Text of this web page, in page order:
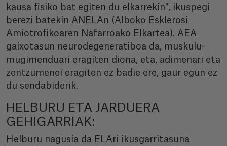
kausa fisiko bat egiten du elkarrekin", ikuspegi
berezi batekin ANELAn (Alboko Esklerosi
Amiotrofikoaren Nafarroako Elkartea). AEA
gaixotasun neurodegeneratiboa da, muskulu-
mugimenduari eragiten diona, eta, adimenari eta
zentzumenei eragiten ez badie ere, gaur egun ez
du sendabiderik.
HELBURU ETA JARDUERA
GEHIGARRIAK:
Helburu nagusia da ELAri ikusgarritasuna